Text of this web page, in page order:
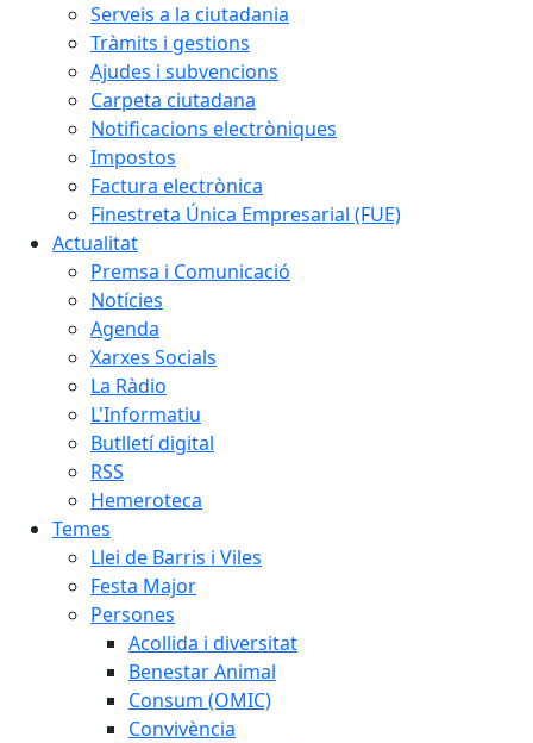
Serveis a la ciutadania
Tràmits i gestions
Ajudes i subvencions
Carpeta ciutadana
Notificacions electròniques
Impostos
Factura electrònica
Finestreta Única Empresarial (FUE)
Actualitat
Premsa i Comunicació
Notícies
Agenda
Xarxes Socials
La Ràdio
L'Informatiu
Butlletí digital
RSS
Hemeroteca
Temes
Llei de Barris i Viles
Festa Major
Persones
Acollida i diversitat
Benestar Animal
Consum (OMIC)
Convivència